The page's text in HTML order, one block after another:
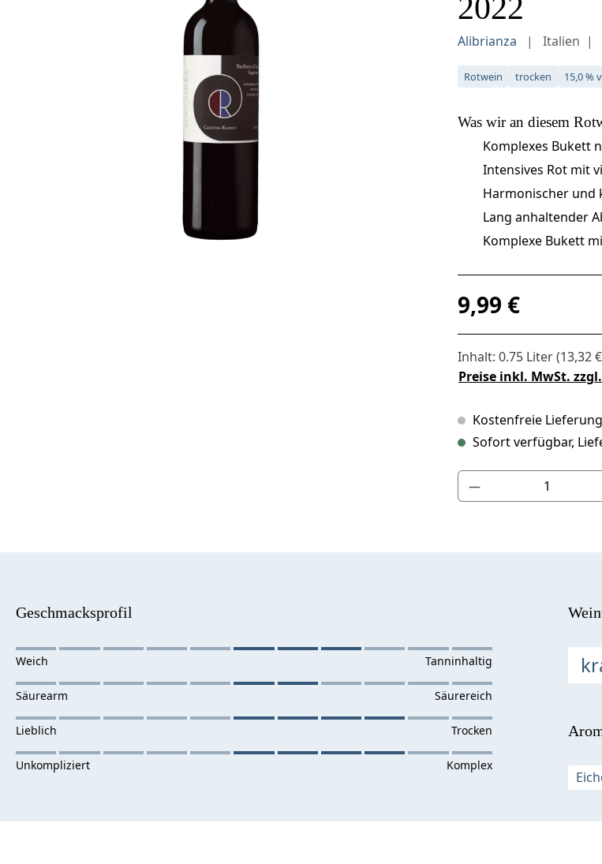
2022
Alibrianza Italien
Rotwein trocken 15,0 %
Was wir an diesem
Komplexes Bukett
Intensives Rot mit
Harmonischer und
Lang anhaltender
Komplexe Bukett
Regulärer Preis:
9,99 €
Inhalt: 0.75 Liter(13,32
Preise inkl. MwSt.
Kostenfreie
Sofort verfügbar,
Produkt Anzahl: Gib den
Geschmacksprofil